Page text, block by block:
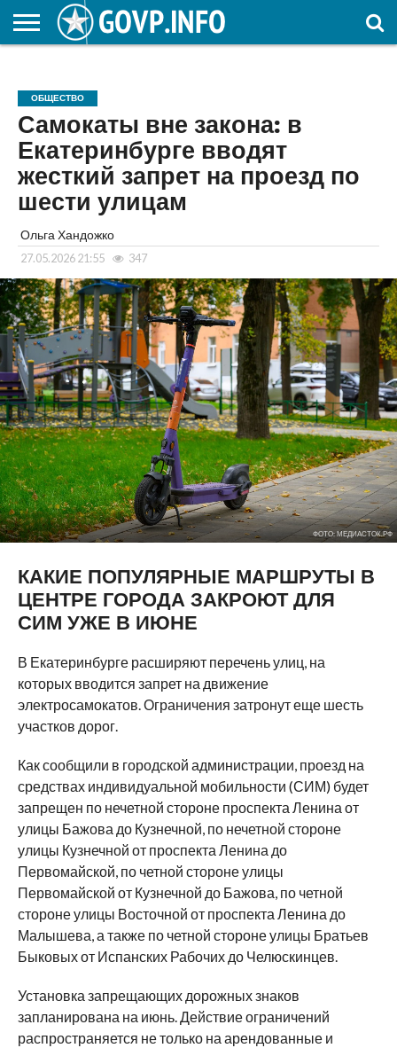
ОБРАЗОВАНИЕ
ОБЩЕСТВО
Самокаты вне закона: в
Екатеринбурге вводят
жесткий запрет на проезд по
шести улицам
Ольга Хандожко
27.05.2026 21:55 347
ФОТО: МЕДИАСТОК.РФ
КАКИЕ ПОПУЛЯРНЫЕ МАРШРУТЫ В
ЦЕНТРЕ ГОРОДА ЗАКРОЮТ ДЛЯ
СИМ УЖЕ В ИЮНЕ
В Екатеринбурге расширяют перечень улиц, на
которых вводится запрет на движение
электросамокатов. Ограничения затронут еще шесть
участков дорог.
Как сообщили в городской администрации, проезд на
средствах индивидуальной мобильности (СИМ) будет
запрещен по нечетной стороне проспекта Ленина от
улицы Бажова до Кузнечной, по нечетной стороне
улицы Кузнечной от проспекта Ленина до
Первомайской, по четной стороне улицы
Первомайской от Кузнечной до Бажова, по четной
стороне улицы Восточной от проспекта Ленина до
Малышева, а также по четной стороне улицы Братьев
Быковых от Испанских Рабочих до Челюскинцев.
Установка запрещающих дорожных знаков
запланирована на июнь. Действие ограничений
распространяется не только на арендованные и